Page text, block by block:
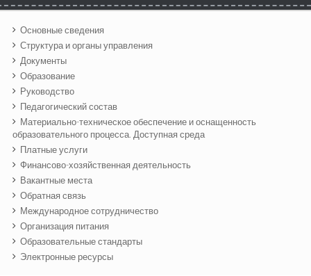
Основные сведения
Структура и органы управления
Документы
Образование
Руководство
Педагогический состав
Материально-техническое обеспечение и оснащенность
образовательного процесса. Доступная среда
Платные услуги
Финансово-хозяйственная деятельность
Вакантные места
Обратная связь
Международное сотрудничество
Организация питания
Образовательные стандарты
Электронные ресурсы